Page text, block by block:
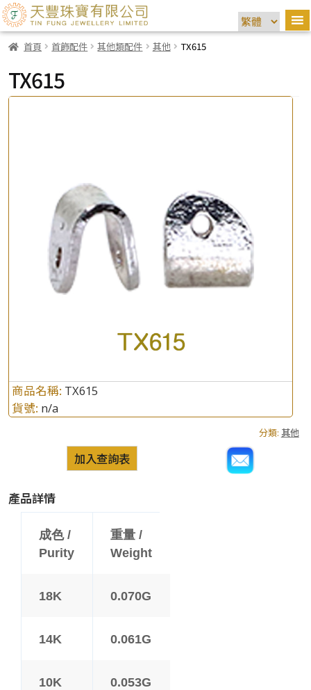
首頁 首飾配件 其他類配件 其他 TX615
TX615
商品名稱: TX615
貨號: n/a
分類: 其他
加入查詢表
產品詳情
成色 /
Purity
重量 /
Weight
18K 0.070G
14K 0.061G
10K 0.053G